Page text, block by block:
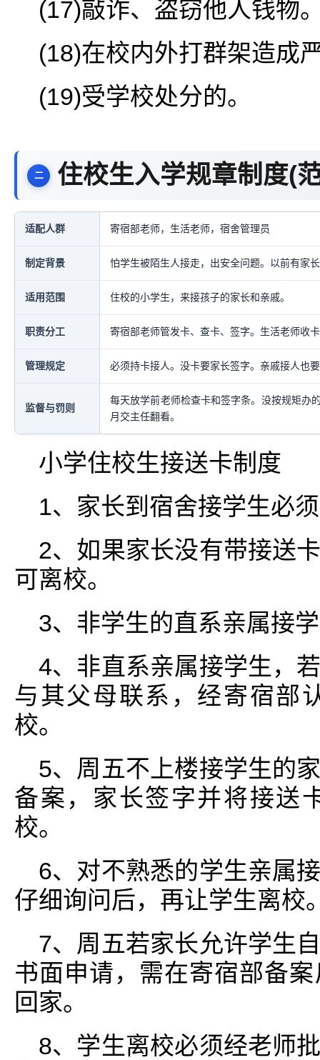
(17)敲诈、盗窃他人钱物
(18)在校内外打群架造成
(19)受学校处分的。
住校生入学规章制度(
适配人群 寄宿部老师，生活老师，宿舍管理员
制定背景 怕学生被陌生人接走，出安全问题。以前有家
适用范围 住校的小学生，来接孩子的家长和亲戚。
职责分工 寄宿部老师管发卡、查卡、签字。生活老师收
管理规定 必须持卡接人。没卡要家长签字。亲戚接人也
监督与罚则
每天放学前老师检查卡和签字条。没按规矩办
月交主任翻看。
小学住校生接送卡制度
1、家长到宿舍接学生必
2、如果家长没有带接送
可离校。
3、非学生的直系亲属接
4、非直系亲属接学生，
与其父母联系，经寄宿部
校。
5、周五不上楼接学生的
备案，家长签字并将接送
校。
6、对不熟悉的学生亲属
仔细询问后，再让学生离校
7、周五若家长允许学生
书面申请，需在寄宿部备
回家。
8、学生离校必须经老师